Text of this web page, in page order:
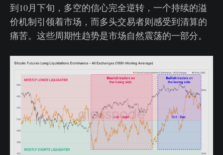
到10月下旬，多空的信心完全逆转，一个持续的溢
价机制引领着市场，而多头交易者则感受到清算的
痛苦。这些周期性趋势是市场自然震荡的一部分。